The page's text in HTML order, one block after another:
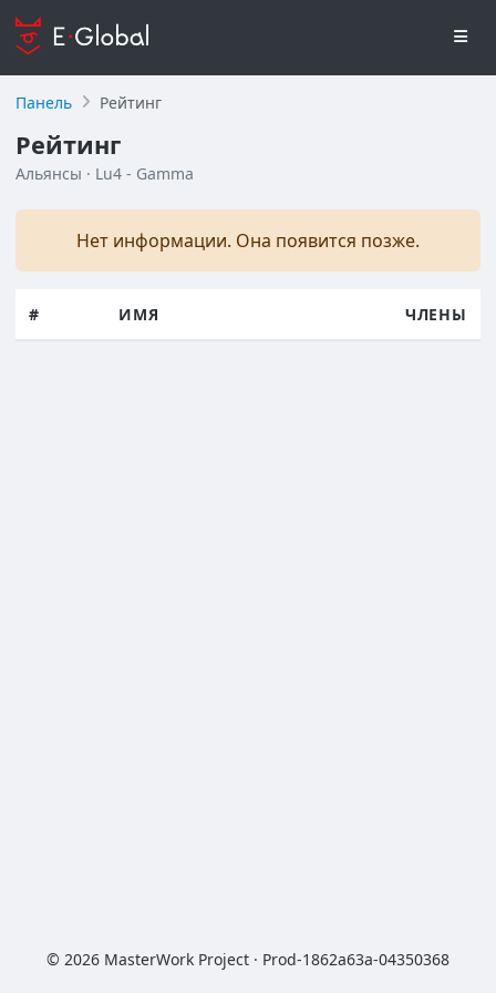
Панель Рейтинг
Рейтинг
Альянсы · Lu4 - Gamma
Нет информации. Она появится позже.
# ИМЯ ЧЛЕНЫ
© 2026 MasterWork Project · Prod-1862a63a-04350368